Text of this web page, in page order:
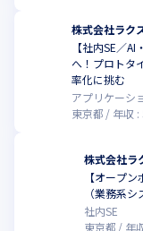
株式会社ラク
【社内SE／
へ！プロトタ
率化に挑む
アプリケーシ
東京都
年収 :
株式会社ラ
【オープ
（業務系
社内SE
東京都
年